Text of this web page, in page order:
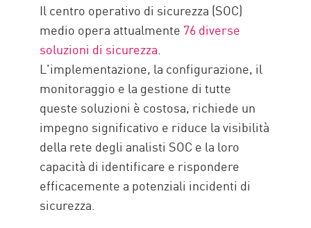
Il centro operativo di sicurezza (SOC)
medio opera attualmente 76 diverse
soluzioni di sicurezza.
L'implementazione, la configurazione, il
monitoraggio e la gestione di tutte
queste soluzioni è costosa, richiede un
impegno significativo e riduce la visibilità
della rete degli analisti SOC e la loro
capacità di identificare e rispondere
efficacemente a potenziali incidenti di
sicurezza.